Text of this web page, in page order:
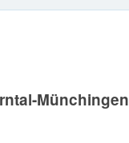
Münchingen